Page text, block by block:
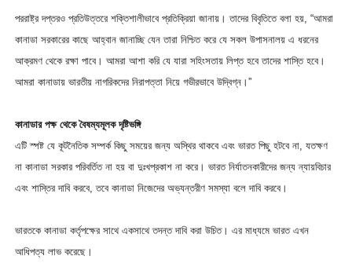
পররাষ্ট্র দপ্তরও প্রতিউত্তরে শক্তিশালীভাবে প্রতিক্রিয়া জানায়। তাদের বিবৃতিতে বলা হয়, “আমরা
কানাডা সরকারের কাছে আহ্বান জানাচ্ছি যেন তারা নিশ্চিত করে যে সকল উপাসনালয় এ ধরনের
আক্রমণ থেকে রক্ষা পাবে। আমরা আশা করি যে যারা সহিংসতায় লিপ্ত হবে তাদের শাস্তি হবে।
আমরা কানাডায় ভারতীয় নাগরিকদের নিরাপত্তা নিয়ে গভীরভাবে উদ্বিগ্ন।”
কানাডার পক্ষ থেকে বৈষম্যমূলক দৃষ্টিভঙ্গি
এটি স্পষ্ট যে কূটনৈতিক সম্পর্ক কিছু সময়ের জন্য অস্থির থাকবে এবং ভারত পিছু হটবে না, যতক্ষণ
না কানাডা সরকার পরিবর্তিত না হয় বা দুঃখপ্রকাশ না করে। ভারত নির্যাতনকারীদের জন্য ন্যায়বিচার
এবং শাস্তির দাবি করবে, তবে কানাডা নিজেদের অভ্যন্তরীণ সমস্যা বলে দাবি করবে।
ভারতকে কানাডা কর্তৃপক্ষের সাথে একসাথে তদন্ত দাবি করা উচিত। এর মাধ্যমে ভারত এখন
আধিপত্য লাভ করেছে।